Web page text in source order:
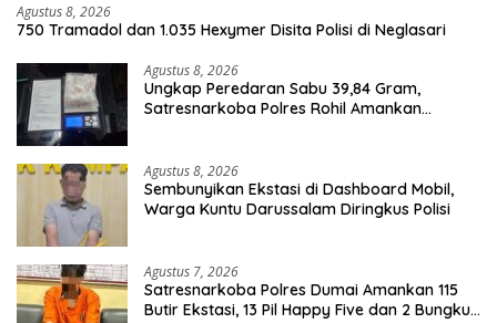
Agustus 8, 2026
750 Tramadol dan 1.035 Hexymer Disita Polisi di Neglasari
Agustus 8, 2026
Ungkap Peredaran Sabu 39,84 Gram,
Satresnarkoba Polres Rohil Amankan
Agustus 8, 2026
Sembunyikan Ekstasi di Dashboard Mobil,
Warga Kuntu Darussalam Diringkus Polisi
Agustus 7, 2026
Satresnarkoba Polres Dumai Amankan 115
Butir Ekstasi, 13 Pil Happy Five dan 2 Bungkus